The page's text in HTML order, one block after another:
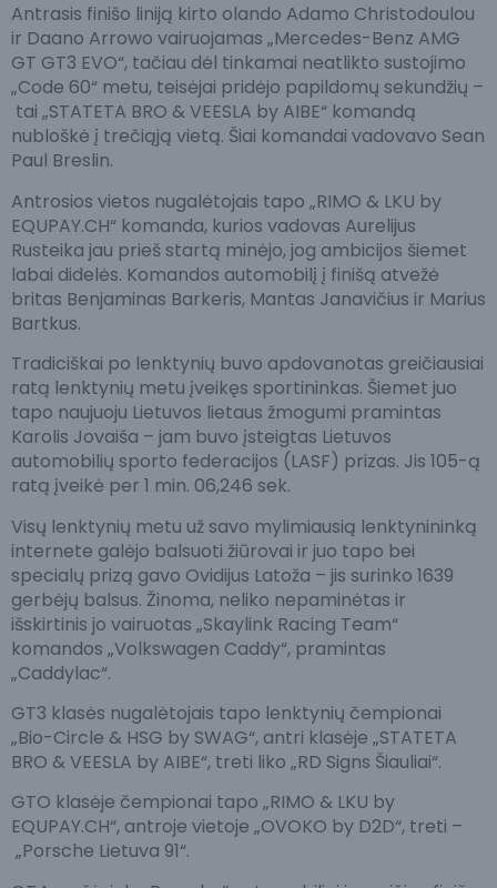
Antrasis finišo liniją kirto olando Adamo Christodoulou
ir Daano Arrowo vairuojamas „Mercedes-Benz AMG
GT GT3 EVO“, tačiau dėl tinkamai neatlikto sustojimo
„Code 60“ metu, teisėjai pridėjo papildomų sekundžių –
tai „STATETA BRO & VEESLA by AIBE“ komandą
nubloškė į trečiąją vietą. Šiai komandai vadovavo Sean
Paul Breslin.
Antrosios vietos nugalėtojais tapo „RIMO & LKU by
EQUPAY.CH“ komanda, kurios vadovas Aurelijus
Rusteika jau prieš startą minėjo, jog ambicijos šiemet
labai didelės. Komandos automobilį į finišą atvežė
britas Benjaminas Barkeris, Mantas Janavičius ir Marius
Bartkus.
Tradiciškai po lenktynių buvo apdovanotas greičiausiai
ratą lenktynių metu įveikęs sportininkas. Šiemet juo
tapo naujuoju Lietuvos lietaus žmogumi pramintas
Karolis Jovaiša – jam buvo įsteigtas Lietuvos
automobilių sporto federacijos (LASF) prizas. Jis 105-ą
ratą įveikė per 1 min. 06,246 sek.
Visų lenktynių metu už savo mylimiausią lenktynininką
internete galėjo balsuoti žiūrovai ir juo tapo bei
specialų prizą gavo Ovidijus Latoža – jis surinko 1639
gerbėjų balsus. Žinoma, neliko nepaminėtas ir
išskirtinis jo vairuotas „Skaylink Racing Team“
komandos „Volkswagen Caddy“, pramintas
„Caddylac“.
GT3 klasės nugalėtojais tapo lenktynių čempionai
„Bio-Circle & HSG by SWAG“, antri klasėje „STATETA
BRO & VEESLA by AIBE“, treti liko „RD Signs Šiauliai“.
GTO klasėje čempionai tapo „RIMO & LKU by
EQUPAY.CH“, antroje vietoje „OVOKO by D2D“, treti –
„Porsche Lietuva 91“.